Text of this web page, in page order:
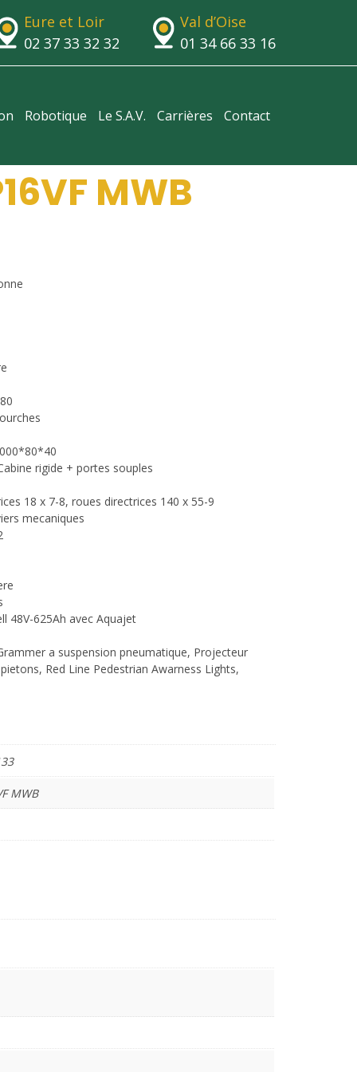
Eure et Loir
02 37 33 32 32
Val d’Oise
01 34 66 33 16
Robotique Le S.A.V. Carrières Contact
MWB
rigide + portes souples
18 x 7-8, roues directrices 140 x 55-9
mecaniques
48V-625Ah avec Aquajet
a suspension pneumatique, Projecteur
Red Line Pedestrian Awarness Lights,
MWB